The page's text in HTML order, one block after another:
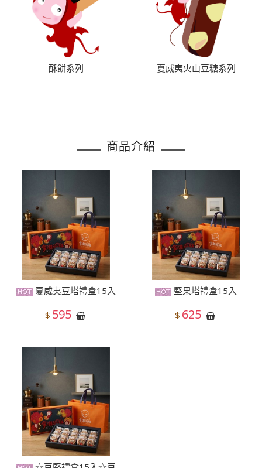
酥餅系列 夏威夷火山豆糖系列
商品介紹
夏威夷豆塔禮盒15入
$ 595
堅果塔禮盒15入
$ 625